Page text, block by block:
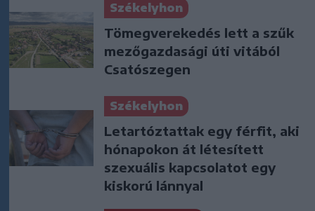
Székelyhon
Tömegverekedés lett a szűk
mezőgazdasági úti vitából
Csatószegen
Székelyhon
Letartóztattak egy férfit, aki
hónapokon át létesített
szexuális kapcsolatot egy
kiskorú lánnyal